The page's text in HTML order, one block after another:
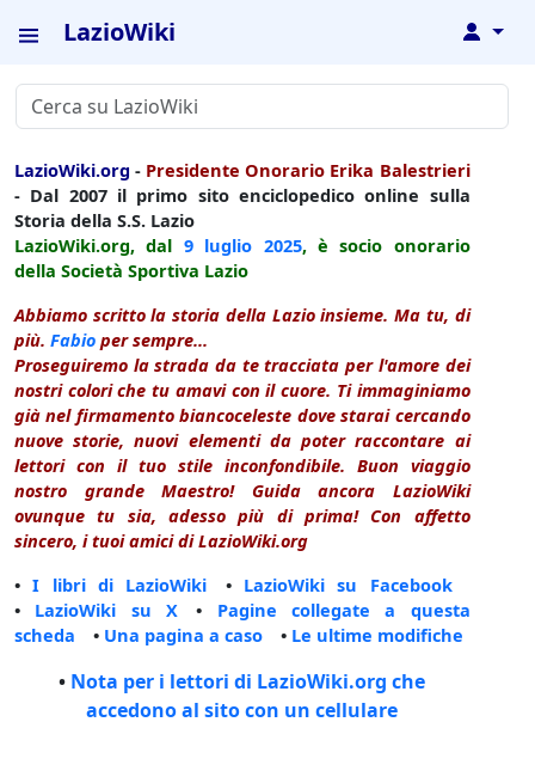
LazioWiki ↓
LazioWiki.org - Presidente Onorario Erika Balestrieri
- Dal 2007 il primo sito enciclopedico online sulla
Storia della S.S. Lazio
LazioWiki.org, dal 9 luglio 2025, è socio onorario
della Società Sportiva Lazio
Abbiamo scritto la storia della Lazio insieme. Ma tu, di
più. Fabio per sempre...
Proseguiremo la strada da te tracciata per l'amore dei
nostri colori che tu amavi con il cuore. Ti immaginiamo
già nel firmamento biancoceleste dove starai cercando
nuove storie, nuovi elementi da poter raccontare ai
lettori con il tuo stile inconfondibile. Buon viaggio
nostro grande Maestro! Guida ancora LazioWiki
ovunque tu sia, adesso più di prima! Con affetto
sincero, i tuoi amici di LazioWiki.org
•I libri di LazioWiki • LazioWiki su Facebook
• LazioWiki su X • Pagine collegate a questa
scheda • Una pagina a caso • Le ultime modifiche
• Nota per i lettori di LazioWiki.org che
accedono al sito con un cellulare